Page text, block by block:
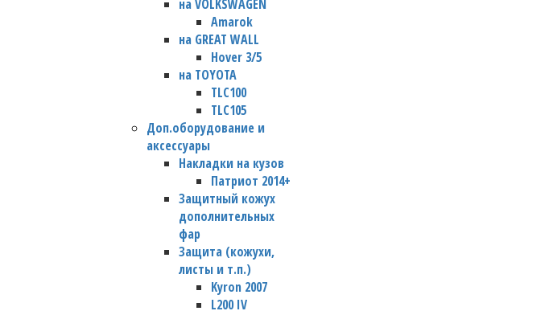
на VOLKSWAGEN
Amarok
на GREAT WALL
Hover 3/5
на TOYOTA
TLC100
TLC105
Доп.оборудование и
аксессуары
Накладки на кузов
Патриот 2014+
Защитный кожух
дополнительных
фар
Защита (кожухи,
листы и т.п.)
Kyron 2007
L200 IV